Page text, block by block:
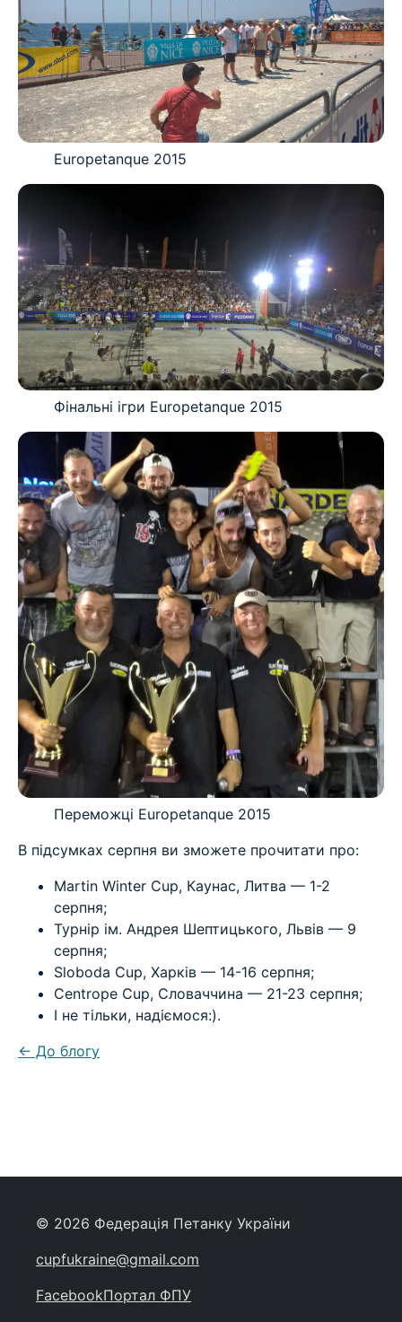
Europetanque 2015
Фінальні ігри Europetanque 2015
Переможці Europetanque 2015
В підсумках серпня ви зможете прочитати про:
Martin Winter Cup, Каунас, Литва — 1-2
серпня;
Турнір ім. Андрея Шептицького, Львів — 9
серпня;
Sloboda Cup, Харків — 14-16 серпня;
Centrope Cup, Словаччина — 21-23 серпня;
І не тільки, надіємося:).
← До блогу
© 2026 Федерація Петанку України
cupfukraine@gmail.com
FacebookПортал ФПУ